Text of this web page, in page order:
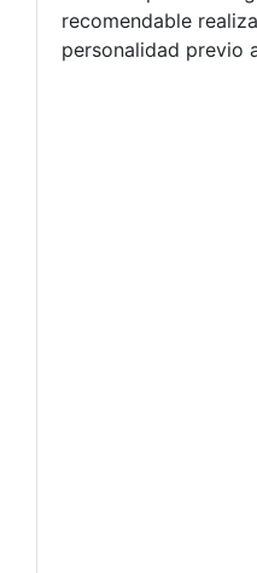
recomendable
personalidad previo